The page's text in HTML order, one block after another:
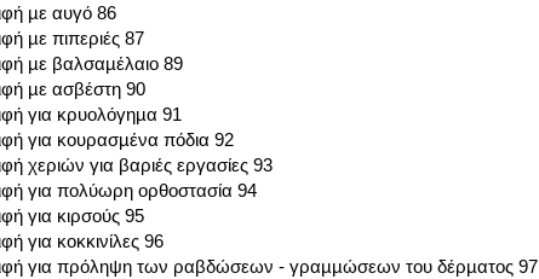
µε αυγό 86
µε πιπεριές 87
µε βαλσαµέλαιο 89
µε ασβέστη 90
για κρυολόγηµα 91
για κουρασµένα πόδια 92
χεριών για βαριές εργασίες 93
για πολύωρη ορθοστασία 94
για κιρσούς 95
για κοκκινίλες 96
για πρόληψη των ραβδώσεων - γραµµώσεων του δέρµατος 97